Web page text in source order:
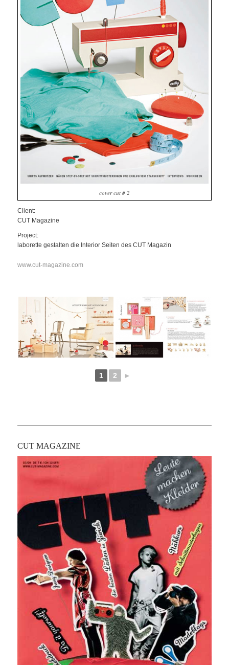
cover cut # 2
Client:
CUT Magazine
Project:
laborette gestalten die Interior Seiten des CUT Magazin
www.cut-magazine.com
1 2 ►
CUT MAGAZINE